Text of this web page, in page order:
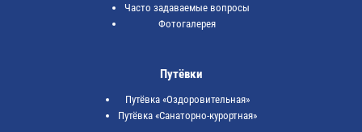
Часто задаваемые вопросы
Фотогалерея
Путёвки
Путёвка «Оздоровительная»
Путёвка «Санаторно-курортная»